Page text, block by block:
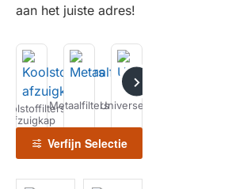
aan het juiste adres!
afzuigkap
MetaalfiltersUniverseel
Verfijn Selectie